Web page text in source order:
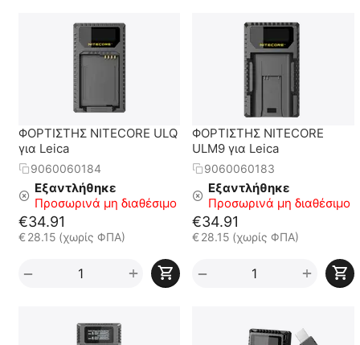
ΦΟΡΤΙΣΤΗΣ NITECORE ULQ
για Leica
9060060184
Εξαντλήθηκε
Προσωρινά μη διαθέσιμο
€34.91
€ 28.15 (χωρίς ΦΠΑ)
+
−
ΦΟΡΤΙΣΤΗΣ NITECORE
ULM9 για Leica
9060060183
Εξαντλήθηκε
Προσωρινά μη διαθέσιμο
€34.91
€28.15 (χωρίς ΦΠΑ)
+
−